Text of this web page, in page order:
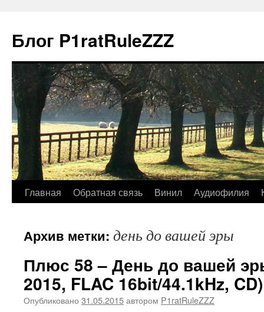
Блог P1ratRuleZZZ
Главная Обратная связь Винил Аудиофилия
Архив метки: день до вашей эры
Плюс 58 – День до вашей
2015, FLAC 16bit/44.1kHz, CD)
Опубликовано 31.05.2015автором P1ratRuleZZZ